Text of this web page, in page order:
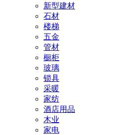
新型建材
石材
楼梯
五金
管材
橱柜
玻璃
锁具
采暖
家纺
酒店用品
木业
家电